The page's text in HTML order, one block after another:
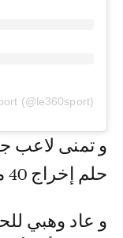
و تمنى لاعب
حلم إخراج 40 مليون مغربي إلى الشارع
و عاد وهبي